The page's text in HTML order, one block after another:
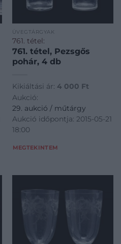
ÜVEGTÁRGYAK
761. tétel:
761. tétel, Pezsgős
pohár, 4 db
Kikiáltási ár: 4 000 Ft
Aukció:
29. aukció / műtárgy
Aukció időpontja: 2015-05-21
18:00
MEGTEKINTEM